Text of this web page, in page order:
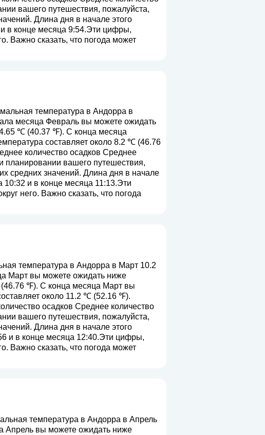
вашего путешествия, пожалуйста,
Длина дня в начале этого
в конце месяца 9:54.Эти цифры,
Важно сказать, что погода может
температура в Андорра в
месяца Февраль вы можете ожидать
4.65 ℃ (40.37 ℉). С конца месяца
составляет около 8.2 ℃ (46.76
количество осадков Среднее
планировании вашего путешествия,
средних значений. Длина дня в начале
10:32 и в конце месяца 11:13.Эти
него. Важно сказать, что погода
температура в Андорра в Март 10.2
Март вы можете ожидать ниже
(46.76 ℉). С конца месяца Март вы
около 11.2 ℃ (52.16 ℉).
осадков Среднее количество
вашего путешествия, пожалуйста,
Длина дня в начале этого
и в конце месяца 12:40.Эти цифры,
Важно сказать, что погода может
температура в Андорра в Апрель
Апрель вы можете ожидать ниже